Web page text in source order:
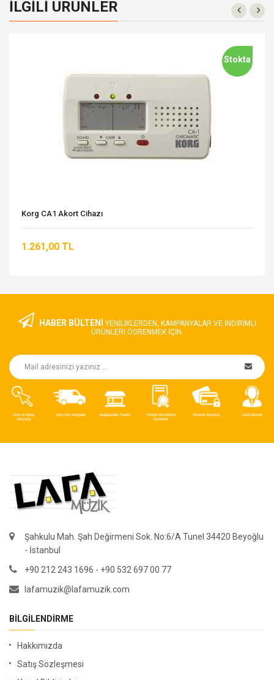
İLGILI ÜRÜNLER
Stokta
Korg CA1 Akort Cihazı
1.261,00 TL
HABER BÜLTENİ YENILIKLERDEN, KAMPANYALAR VE INDIRIMLI
ÜRÜNLERI ÖGRENMEK IÇIN.
Şahkulu Mah. Şah Değirmeni Sok. No:6/A Tunel 34420 Beyoğlu
- İstanbul
+90 212 243 1696 - +90 532 697 00 77
lafamuzik@lafamuzik.com
BILGILENDIRME
Hakkımızda
Satış Sözleşmesi